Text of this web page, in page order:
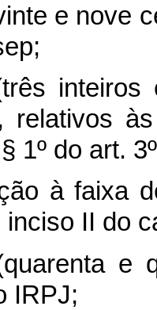
e nove
inteiros
relativos
1º do art.
à faixa
inciso II do
e
IRPJ;